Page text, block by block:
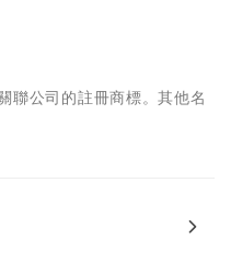
公司的註冊商標。其他名